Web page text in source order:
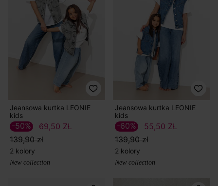
Jeansowa kurtka LEONIE
kids
69,50 ZŁ
139,90 zł
-50%
2 kolory
New collection
Jeansowa kurtka LEONIE
kids
55,50 ZŁ
139,90 zł
-60%
2 kolory
New collection